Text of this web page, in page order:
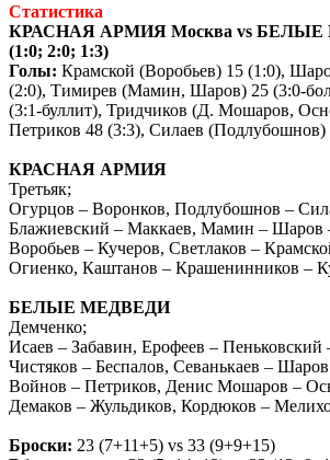
Статистика
КРАСНАЯ АРМИЯ Москва vs БЕЛЫЕ
(1:0; 2:0; 1:3)
Голы: Крамской (Воробьев) 15 (1:0),
(2:0), Тимирев (Мамин, Шаров) 25 (3:0-
(3:1-буллит), Тридчиков (Д. Мошаров,
Петриков 48 (3:3), Силаев
КРАСНАЯ АРМИЯ
Третьяк;
Огурцов – Воронков, Подлубошнов –
Блажиевский – Маккаев, Мамин – Шаров
Воробьев – Кучеров, Светлаков –
Огиенко, Каштанов – Крашенинников –
БЕЛЫЕ МЕДВЕДИ
Демченко;
Исаев – Забавин, Ерофеев –
Чистяков – Беспалов, Севанькаев –
Войнов – Петриков, Денис Мошаров –
Демаков – Жульдиков, Кордюков –
Броски: 23 (7+11+5) vs 33 (9+9+15)